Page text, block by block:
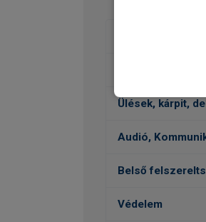
Ülések, kárpit,
Audió,
Belső
Védelem